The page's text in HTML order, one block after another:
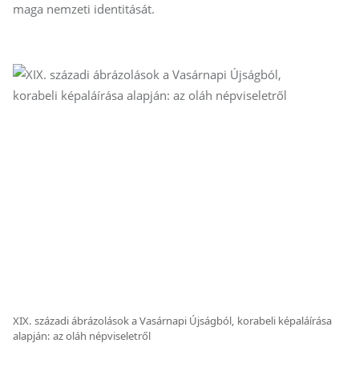
maga nemzeti identitását.
XIX. századi ábrázolások a Vasárnapi Újságból, korabeli képaláírása
alapján: az oláh népviseletről